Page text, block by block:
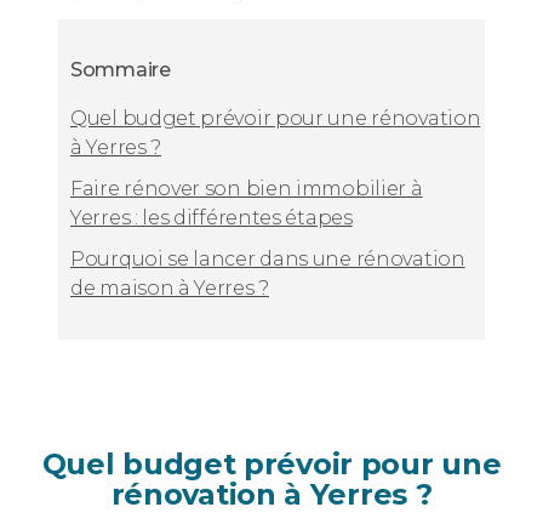
Sommaire
Quel budget prévoir pour une rénovation
à Yerres ?
Faire rénover son bien immobilier à
Yerres : les différentes étapes
Pourquoi se lancer dans une rénovation
de maison à Yerres ?
Quel budget prévoir pour une
rénovation à Yerres ?